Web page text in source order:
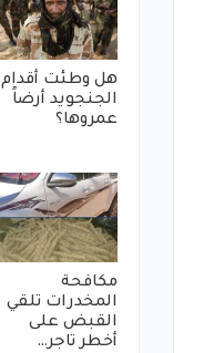
هل وطئت أقدام
الجنجويد أرضاً
عمروها؟
مكافحة
المخدرات تلقي
القبض على
أخطر تاجر…